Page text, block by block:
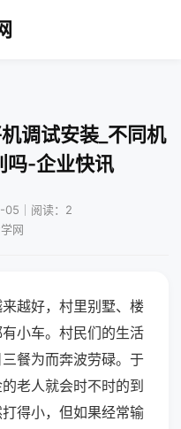
调试安装_不同机
吗-企业快讯
｜阅读：2
网
越好，村里别墅、楼
小车。村民们的生活
餐为而奔波劳碌。于
老人就会时不时的到
得小，但如果经常输